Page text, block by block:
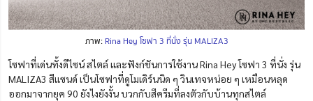
ภาพ: Rina Hey โซฟา 3 ที่นั่ง รุ่น MALIZA3
โซฟาที่เด่นทั้งดีไซน์ สไตล์ และฟังก์ชันการใช้งาน Rina Hey โซฟา 3 ที่นั่ง รุ่น
MALIZA3 สีแซนด์ เป็นโซฟาที่ดูโมเดิร์นนิด ๆ วินเทจหน่อย ๆ เหมือนหลุด
ออกมาจากยุค 90 ยังไงยังงั้น บวกกับสีครีมที่ลงตัวกับบ้านทุกสไตล์